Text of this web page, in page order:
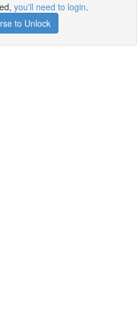
you'll need to login.
to Unlock